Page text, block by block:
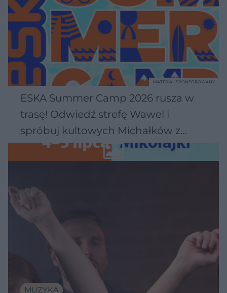
ESKA Summer Camp 2026 rusza w
trasę! Odwiedź strefę Wawel i
spróbuj kultowych Michałków z
Wawelu
MATERIAŁ SPONSOROWANY
MUZYKA